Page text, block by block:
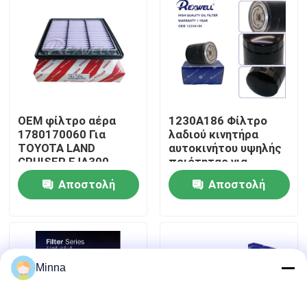
Σχετικά με εμάς
Επισκέψεις στο εργοστάσιο
Επικοινωνήστε μαζί μας
Ειδήσεις
υποθέσεις
Ζητήστε μια προσφορά
OEM φίλτρο αέρα
1780170060 Για
TOYOTA LAND
CRUISER FJA300
GRJ300 VJA300
17801-70060
Αποστολή
1230A186 Φίλτρο
λαδιού κινητήρα
αυτοκινήτου υψηλής
ποιότητας για
Mitsubishi Triton L200
Pajero Strada 2008-
2015
Αποστολή
Minna